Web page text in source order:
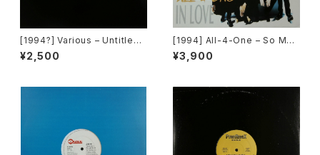
[1994?] Various – Untitled
(Nas – Lifes A Bitch) [Not
On Label][PROMO]
¥2,500
[1994] All-4-One – So Muc
h In Love [Atlantic]
¥3,900